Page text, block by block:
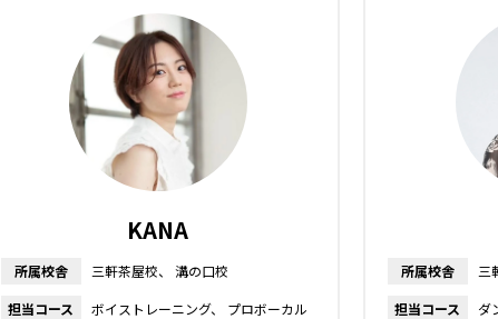
KANA
所属校舎 三軒茶屋校
溝の口校
担当コース
ボイストレーニング
プロボーカル
所属校舎 三
担当コース
ダ